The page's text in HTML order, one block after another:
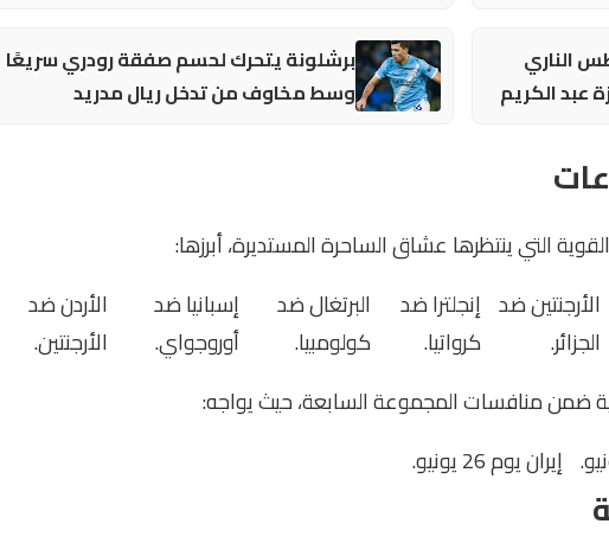
الناري
عبد الكريم
برشلونة يتحرك لحسم صفقة رودري سريعًا
وسط مخاوف من تدخل ريال مدريد
التي ينتظرها عشاق الساحرة المستديرة، أبرزها:
الأرجنتين ضد
الجزائر.
إنجلترا ضد
كرواتيا.
البرتغال ضد
كولومبيا.
إسبانيا ضد
أوروجواي.
الأردن ضد
الأرجنتين.
ضمن منافسات المجموعة السابعة، حيث يواجه:
إيران يوم 26 يونيو.